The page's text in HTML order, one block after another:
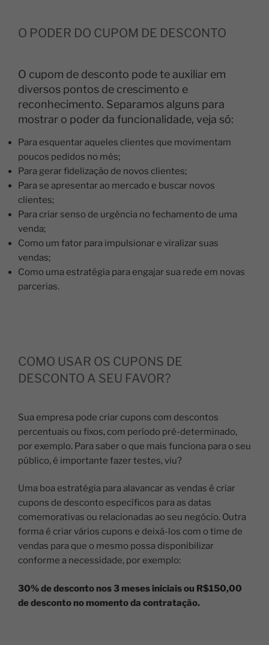
O PODER DO CUPOM DE DESCONTO
O cupom de desconto pode te auxiliar em
diversos pontos de crescimento e
reconhecimento. Separamos alguns para
mostrar o poder da funcionalidade, veja só:
Para esquentar aqueles clientes que movimentam
poucos pedidos no mês;
Para gerar fidelização de novos clientes;
Para se apresentar ao mercado e buscar novos
clientes;
Para criar senso de urgência no fechamento de uma
venda;
Como um fator para impulsionar e viralizar suas
vendas;
Como uma estratégia para engajar sua rede em novas
parcerias.
COMO USAR OS CUPONS DE
DESCONTO A SEU FAVOR?
Sua empresa pode criar cupons com descontos
percentuais ou fixos, com período pré-determinado,
por exemplo. Para saber o que mais funciona para o seu
público, é importante fazer testes, viu?
Uma boa estratégia para alavancar as vendas é criar
cupons de desconto específicos para as datas
comemorativas ou relacionadas ao seu negócio. Outra
forma é criar vários cupons e deixá-los com o time de
vendas para que o mesmo possa disponibilizar
conforme a necessidade, por exemplo:
30% de desconto nos 3 meses iniciais ou R$150,00
de desconto no momento da contratação.